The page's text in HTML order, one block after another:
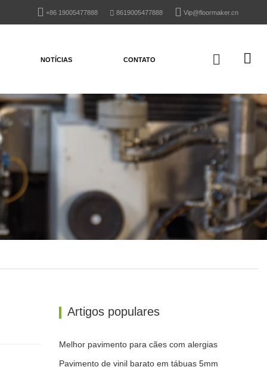
+86 19005477888 8619005477888 Vip@floormaker.cn
NOTÍCIAS CONTATO
Artigos populares
Melhor pavimento para cães com alergias
Pavimento de vinil barato em tábuas 5mm